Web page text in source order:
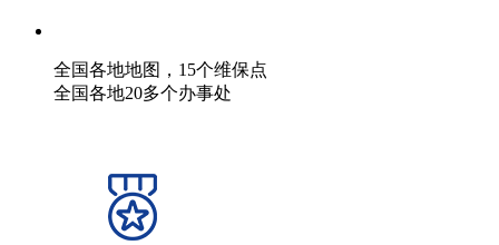
全国各地地图，15个维保点
全国各地20多个办事处